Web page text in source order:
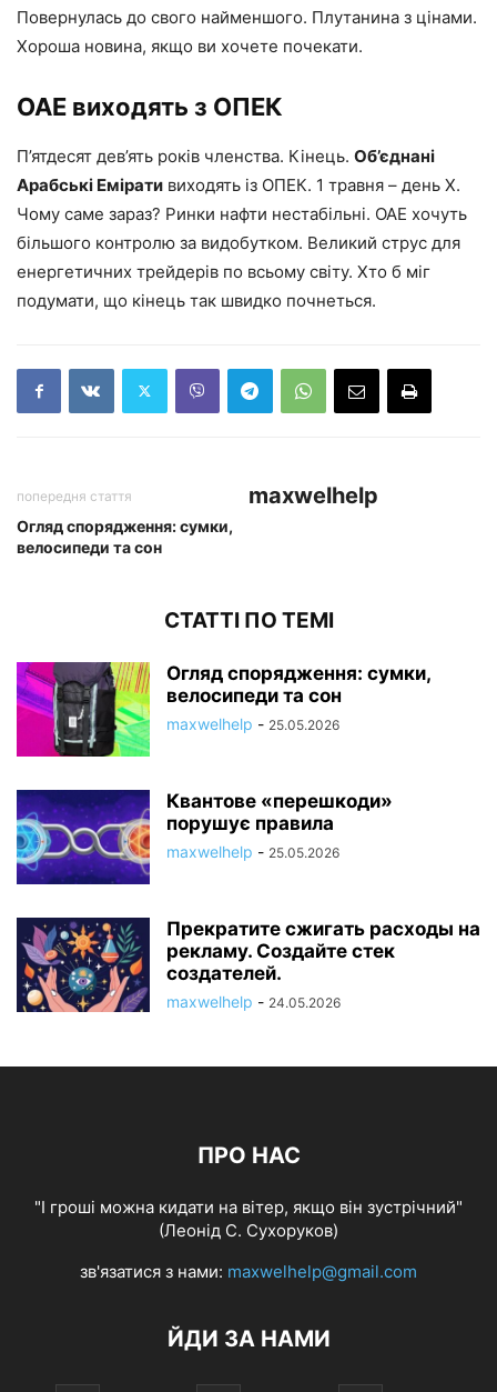
Повернулась до свого найменшого. Плутанина з цінами.
Хороша новина, якщо ви хочете почекати.
ОАЕ виходять з ОПЕК
П’ятдесят дев’ять років членства. Кінець. Об’єднані
Арабські Емірати виходять із ОПЕК. 1 травня – день Х.
Чому саме зараз? Ринки нафти нестабільні. ОАЕ хочуть
більшого контролю за видобутком. Великий струс для
енергетичних трейдерів по всьому світу. Хто б міг
подумати, що кінець так швидко почнеться.
попередня стаття
Огляд спорядження: сумки,
велосипеди та сон
maxwelhelp
СТАТТІ ПО ТЕМІ
Огляд спорядження: сумки,
велосипеди та сон
maxwelhelp - 25.05.2026
Квантове «перешкоди»
порушує правила
maxwelhelp - 25.05.2026
Прекратите сжигать расходы на
рекламу. Создайте стек
создателей.
maxwelhelp - 24.05.2026
ПРО НАС
"І гроші можна кидати на вітер, якщо він зустрічний"
(Леонід С. Сухоруков)
зв'язатися з нами: maxwelhelp@gmail.com
ЙДИ ЗА НАМИ